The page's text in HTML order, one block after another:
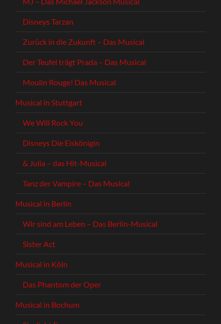
Disneys Tarzan
Zurück in die Zukunft – Das Musical
Der Teufel trägt Prada – Das Musical
Moulin Rouge! Das Musical
Musical in Stuttgart
We Will Rock You
Disneys Die Eiskönigin
& Julia – das Hit-Musical
Tanz der Vampire – Das Musical
Musical in Berlin
Wir sind am Leben – Das Berlin-Musical
Sister Act
Musical in Köln
Das Phantom der Oper
Musical in Bochum